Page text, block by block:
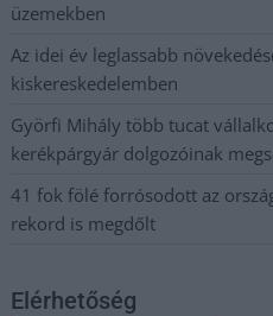
üzemekben
Az idei év leglassabb
kiskereskedelemben
Györfi Mihály több tucat
kerékpárgyár dolgozóinak
41 fok fölé forrósodott az
rekord is megdőlt
Elérhetőség